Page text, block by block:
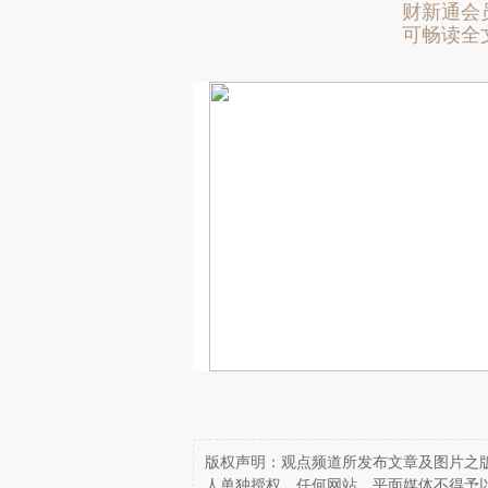
财新通会
可畅读全
版权声明：观点频道所发布文章及图片